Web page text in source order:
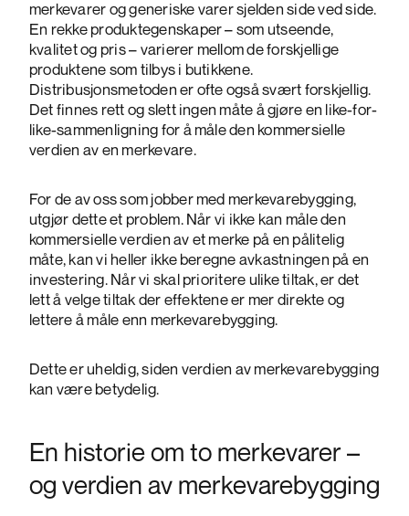
merkevarer og generiske varer sjelden side ved side.
En rekke produktegenskaper – som utseende,
kvalitet og pris – varierer mellom de forskjellige
produktene som tilbys i butikkene.
Distribusjonsmetoden er ofte også svært forskjellig.
Det finnes rett og slett ingen måte å gjøre en like-for-
like-sammenligning for å måle den kommersielle
verdien av en merkevare.
For de av oss som jobber med merkevarebygging,
utgjør dette et problem. Når vi ikke kan måle den
kommersielle verdien av et merke på en pålitelig
måte, kan vi heller ikke beregne avkastningen på en
investering. Når vi skal prioritere ulike tiltak, er det
lett å velge tiltak der effektene er mer direkte og
lettere å måle enn merkevarebygging.
Dette er uheldig, siden verdien av merkevarebygging
kan være betydelig.
En historie om to merkevarer –
og verdien av merkevarebygging